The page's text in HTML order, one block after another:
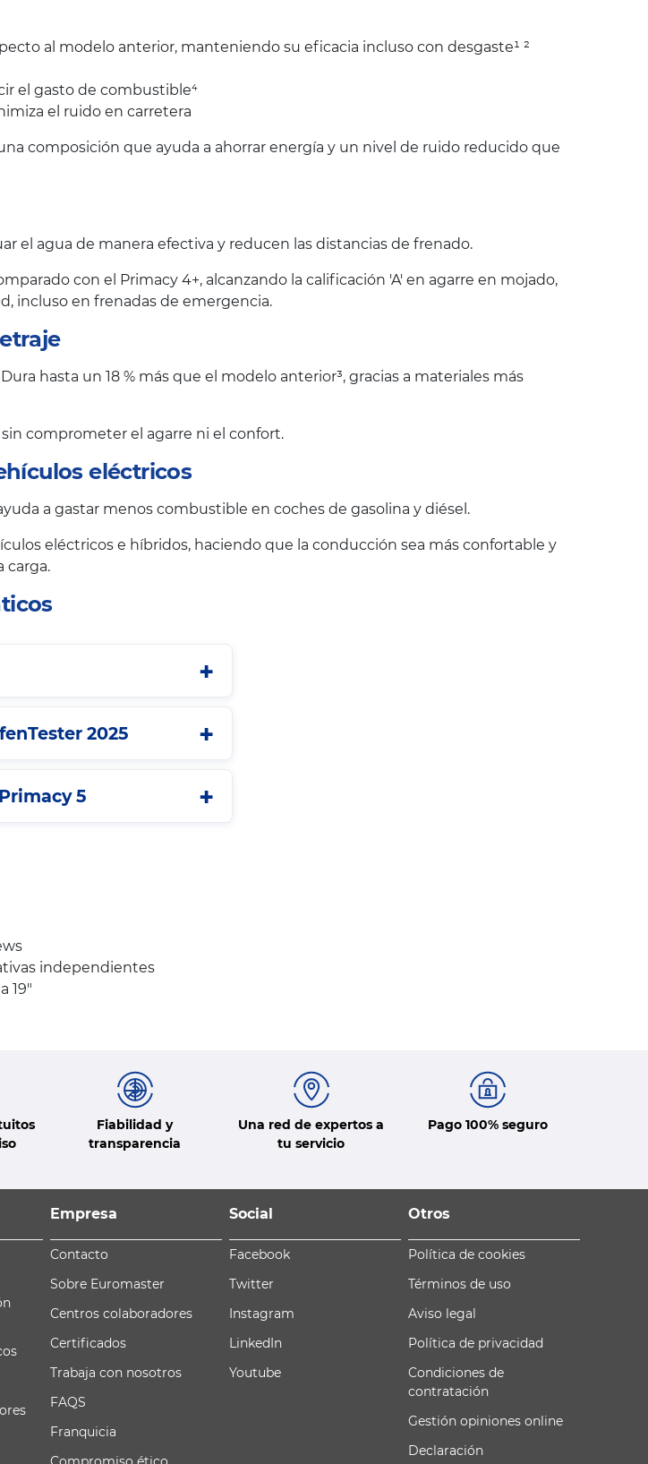
al modelo anterior, manteniendo su eficacia incluso con desgaste¹ ²
el gasto de combustible⁴
el ruido en carretera
composición que ayuda a ahorrar energía y un nivel de ruido reducido que
el agua de manera efectiva y reducen las distancias de frenado.
con el Primacy 4+, alcanzando la calificación 'A' en agarre en mojado,
incluso en frenadas de emergencia.
hasta un 18 % más que el modelo anterior³, gracias a materiales más
comprometer el agarre ni el confort.
eléctricos
a gastar menos combustible en coches de gasolina y diésel.
eléctricos e híbridos, haciendo que la conducción sea más confortable y
carga.
2025
5
independientes
19"
Fiabilidad y
transparencia
Una red de expertos a
tu servicio
Pago 100% seguro
Empresa
Contacto
Sobre Euromaster
Centros colaboradores
Certificados
Trabaja con nosotros
FAQS
Franquicia
Social
Facebook
Twitter
Instagram
LinkedIn
Youtube
Otros
Política de cookies
Términos de uso
Aviso legal
Política de privacidad
Condiciones de
contratación
Gestión opiniones online
Declaración